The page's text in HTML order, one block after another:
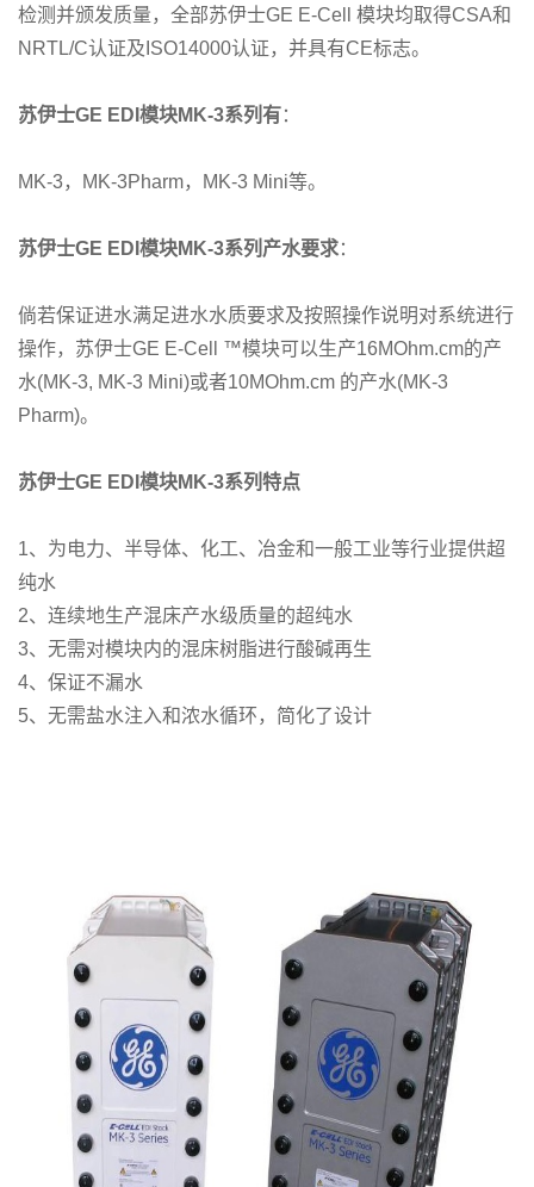
检测并颁发质量，全部苏伊士GE E-Cell 模块均取得CSA和
NRTL/C认证及ISO14000认证，并具有CE标志。
苏伊士GE EDI模块MK-3系列有：
MK-3，MK-3Pharm，MK-3 Mini等。
苏伊士GE EDI模块MK-3系列产水要求：
倘若保证进水满足进水水质要求及按照操作说明对系统进行
操作，苏伊士GE E-Cell ™模块可以生产16MOhm.cm的产
水(MK-3, MK-3 Mini)或者10MOhm.cm 的产水(MK-3
Pharm)。
苏伊士GE EDI模块MK-3系列特点
1、为电力、半导体、化工、冶金和一般工业等行业提供超
纯水
2、连续地生产混床产水级质量的超纯水
3、无需对模块内的混床树脂进行酸碱再生
4、保证不漏水
5、无需盐水注入和浓水循环，简化了设计